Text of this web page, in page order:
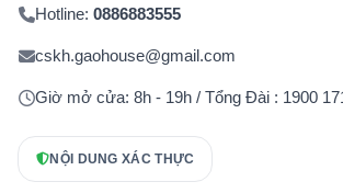
Hotline: 0886883555
cskh.gaohouse@gmail.com
Giờ mở cửa: 8h - 19h / Tổng Đài : 1900
NỘI DUNG XÁC THỰC